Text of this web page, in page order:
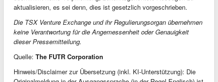
aktualisieren, es sei denn, dies ist gesetzlich vorgeschrieben.
Die TSX Venture Exchange und ihr Regulierungsorgan übernehmen
keine Verantwortung für die Angemessenheit oder Genauigkeit
dieser Pressemitteilung.
Quelle: The FUTR Corporation
Hinweis/Disclaimer zur Übersetzung (inkl. KI-Unterstützung): Die